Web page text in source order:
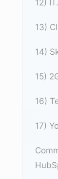
12)
13)
14)
15)
16)
17)